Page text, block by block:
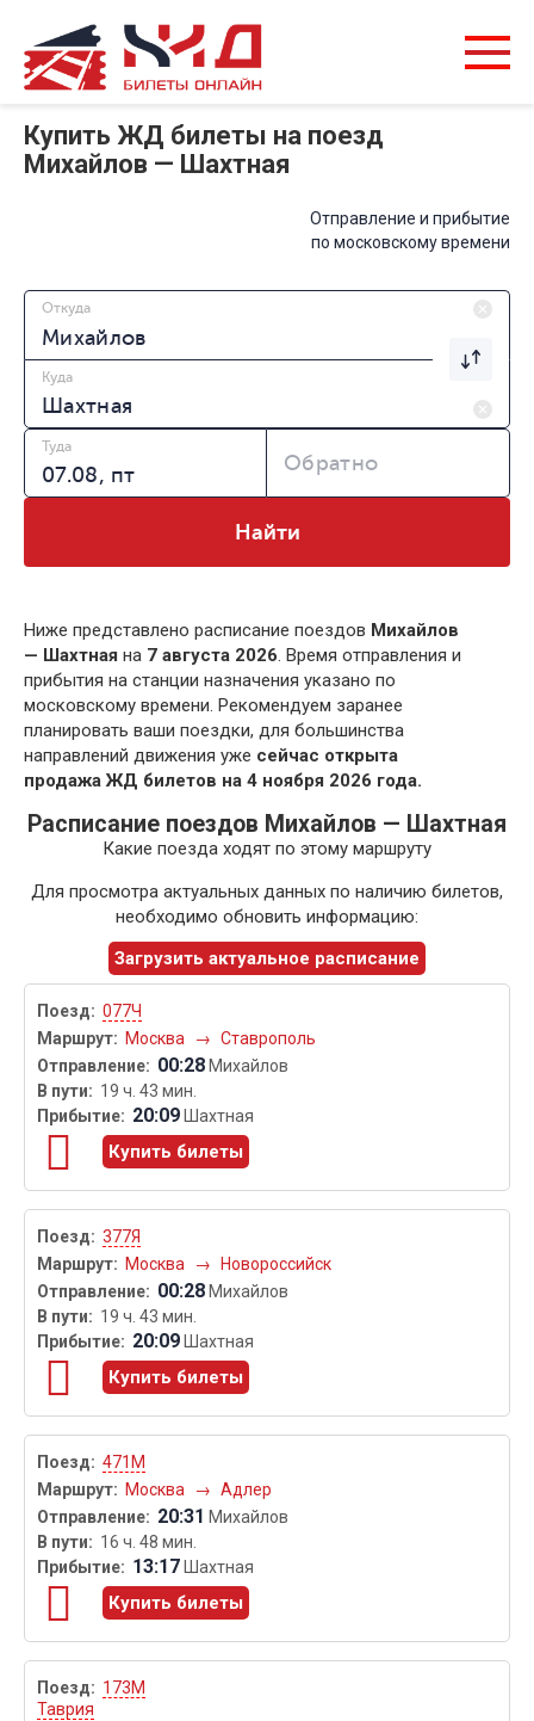
Купить ЖД билеты на поезд
Михайлов — Шахтная
Отправление и прибытие
по московскому времени
Откуда
Куда
Туда
Обратно
Найти
Ниже представлено расписание поездов Михайлов
— Шахтная на 7 августа 2026. Время отправления и
прибытия на станции назначения указано по
московскому времени. Рекомендуем заранее
планировать ваши поездки, для большинства
направлений движения уже сейчас открыта
продажа ЖД билетов на 4 ноября 2026 года.
Расписание поездов Михайлов — Шахтная
Какие поезда ходят по этому маршруту
Для просмотра актуальных данных по наличию билетов,
необходимо обновить информацию:
Загрузить актуальное расписание
077Ч
Москва
→ Ставрополь
00:28 Михайлов
19 ч. 43 мин.
20:09 Шахтная
Купить билеты
377Я
Москва
→ Новороссийск
00:28 Михайлов
19 ч. 43 мин.
20:09 Шахтная
Купить билеты
471М
Москва
→ Адлер
20:31 Михайлов
16 ч. 48 мин.
13:17 Шахтная
Купить билеты
173М
Таврия